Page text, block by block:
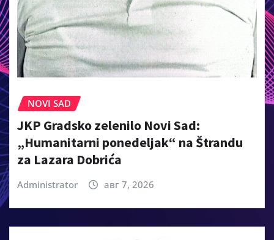
NOVI SAD
JKP Gradsko zelenilo Novi Sad:
„Humanitarni ponedeljak“ na Štrandu
za Lazara Dobrića
Administrator авг 7, 2026